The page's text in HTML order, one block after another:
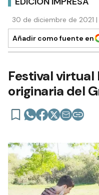
30 de diciembre de 2021
Añadir como fuente en
Festival virtual
originaria del